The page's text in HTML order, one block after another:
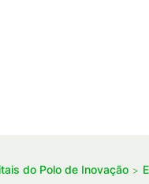
do Polo de Inovação